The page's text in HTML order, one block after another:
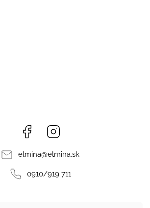
Facebook
elmina@elmina.sk
0910/919 711